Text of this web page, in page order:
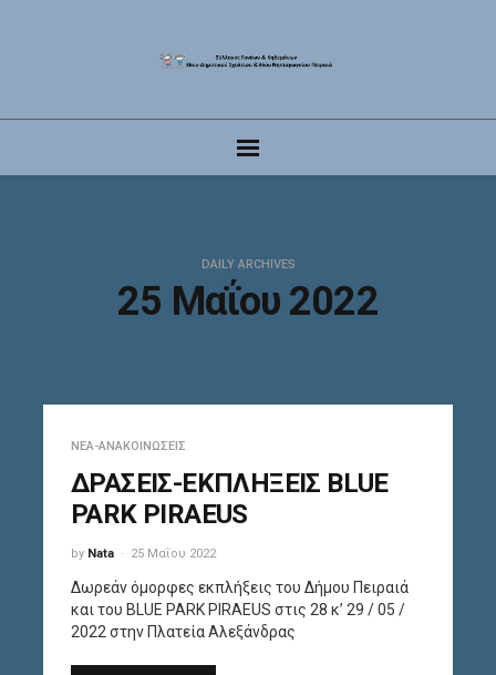
DAILY ARCHIVES
25 Μαΐου 2022
ΝΈΑ-ΑΝΑΚΟΙΝΏΣΕΙΣ
ΔΡΑΣΕΙΣ-ΕΚΠΛΗΞΕΙΣ BLUE
PARK PIRAEUS
by Nata 25 Μαΐου 2022
Δωρεάν όμορφες εκπλήξεις του Δήμου Πειραιά
και του BLUE PARK PIRAEUS στις 28 κ’ 29 / 05 /
2022 στην Πλατεία Αλεξάνδρας